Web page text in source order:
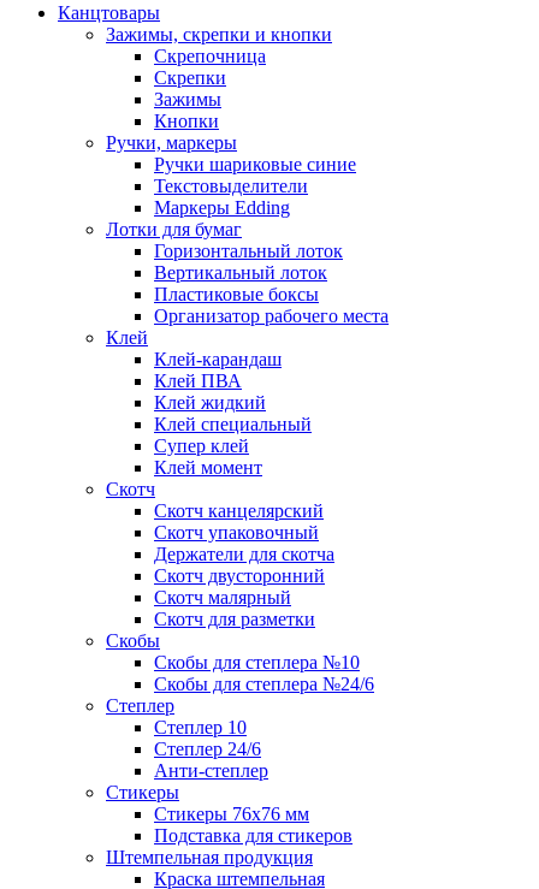
Канцтовары
Зажимы, скрепки и кнопки
Скрепочница
Скрепки
Зажимы
Кнопки
Ручки, маркеры
Ручки шариковые синие
Текстовыделители
Маркеры Edding
Лотки для бумаг
Горизонтальный лоток
Вертикальный лоток
Пластиковые боксы
Организатор рабочего места
Клей
Клей-карандаш
Клей ПВА
Клей жидкий
Клей специальный
Супер клей
Клей момент
Скотч
Скотч канцелярский
Скотч упаковочный
Держатели для скотча
Скотч двусторонний
Скотч малярный
Скотч для разметки
Скобы
Скобы для степлера №10
Скобы для степлера №24/6
Степлер
Степлер 10
Степлер 24/6
Анти-степлер
Стикеры
Стикеры 76x76 мм
Подставка для стикеров
Штемпельная продукция
Краска штемпельная